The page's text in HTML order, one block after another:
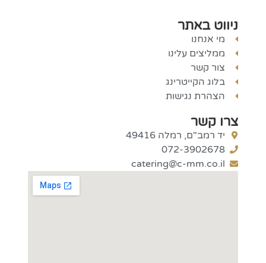
ניווט באתר
מי אנחנו
ממליצים עלינו
צור קשר
בלוג הקייטרינג
הצהרת נגישות
צרו קשר
יד רמב"ם, רמלה 49416
072-3902678
catering@c-mm.co.il